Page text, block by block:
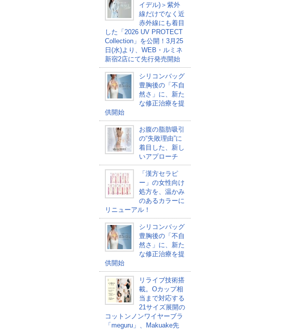
イデル)＞紫外
線だけでなく近
赤外線にも着目
した「2026 UV PROTECT
Collection」を公開！3月25
日(水)より、WEB・ルミネ
新宿2店にて先行発売開始
シリコンバッグ
豊胸後の「不自
然さ」に、新た
な修正治療を提
供開始
お腹の脂肪吸引
の“失敗理由”に
着目した、新し
いアプローチ
「漢方セラピ
ー」の女性向け
処方を、温かみ
のあるカラーに
リニューアル！
シリコンバッグ
豊胸後の「不自
然さ」に、新た
な修正治療を提
供開始
リライブ技術搭
載。Oカップ相
当まで対応する
21サイズ展開の
コットンノンワイヤーブラ
「meguru」、Makuake先